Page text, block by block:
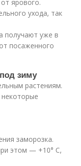
ярового.
ухода, так
получают уже в
посаженного
зиму
растениям.
заморозка.
этом — +10° C,